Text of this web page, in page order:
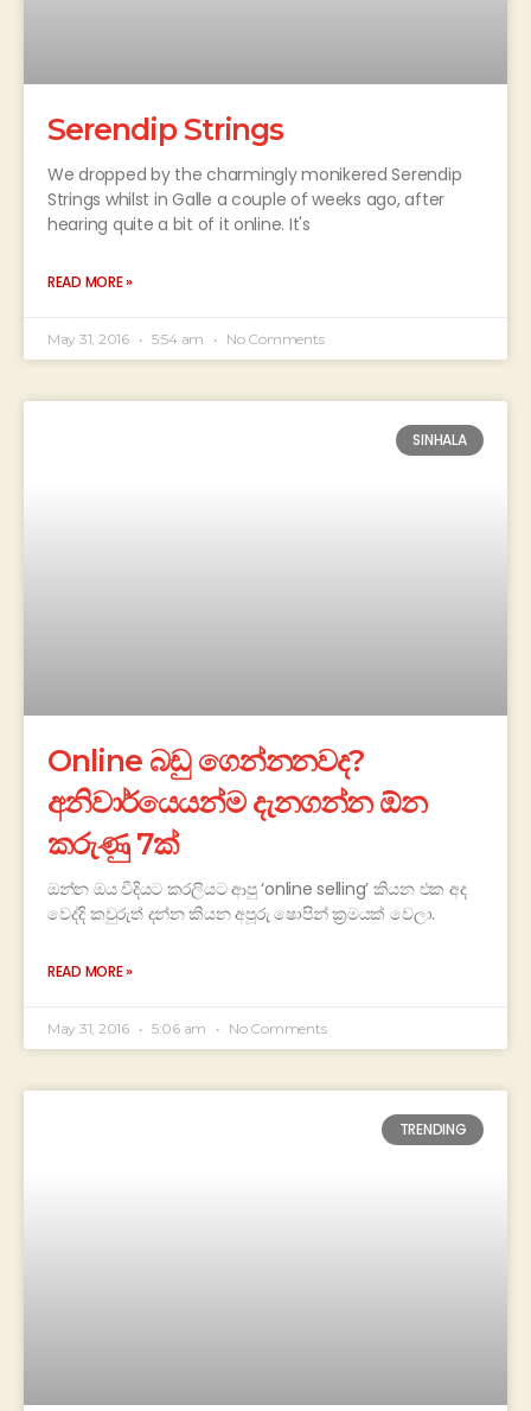
Serendip Strings
We dropped by the charmingly monikered Serendip
Strings whilst in Galle a couple of weeks ago, after
hearing quite a bit of it online. It's
READ MORE »
May 31, 2016 5:54 am No Comments
SINHALA
Online බඩු ගෙන්නනවද?
අනිවාර්යෙයන්ම දැනගන්න ඕන
කරුණු 7ක්
ඔන්න ඔය විදියට කරලියට ආපු ‘online selling’ කියන එක අද
වෙද්දි කවුරුත් දන්න කියන අපූරු ෂොපින් ක්‍රමයක් වෙලා.
READ MORE »
May 31, 2016 5:06 am No Comments
TRENDING